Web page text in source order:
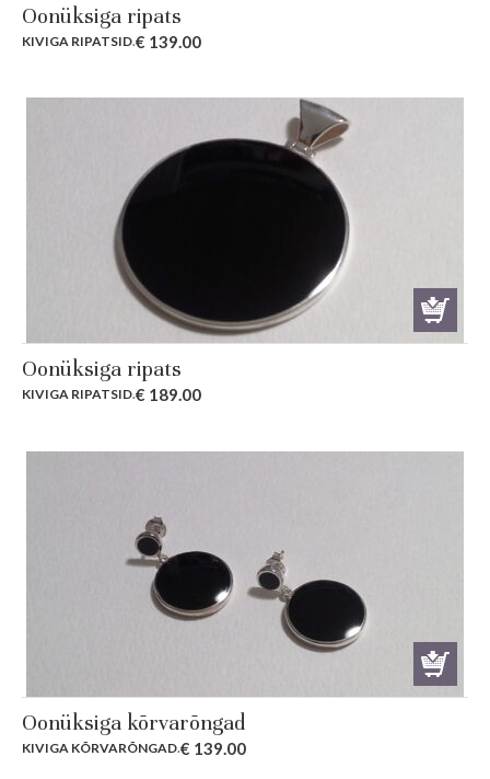
Oonüksiga ripats
KIVIGA RIPATSID.€ 139.00
Oonüksiga ripats
KIVIGA RIPATSID.€ 189.00
Oonüksiga kõrvarõngad
KIVIGA KÕRVARÕNGAD.€ 139.00